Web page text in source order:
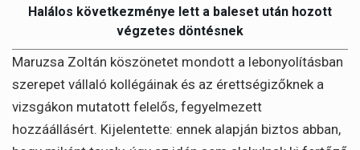
Halálos következménye lett a baleset után hozott
végzetes döntésnek
Maruzsa Zoltán köszönetet mondott a lebonyolításban
szerepet vállaló kollégáinak és az érettségizőknek a
vizsgákon mutatott felelős, fegyelmezett
hozzáállásért. Kijelentette: ennek alapján biztos abban,